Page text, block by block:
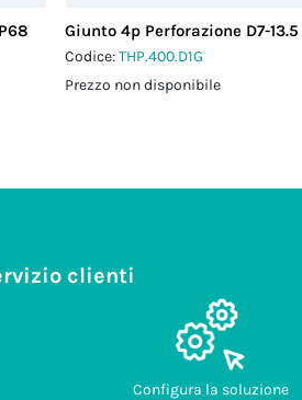
Giunto 4p Perforazione D7-
Codice:THP.400.D1G
Prezzo non disponibile
clienti
Configura la soluzione